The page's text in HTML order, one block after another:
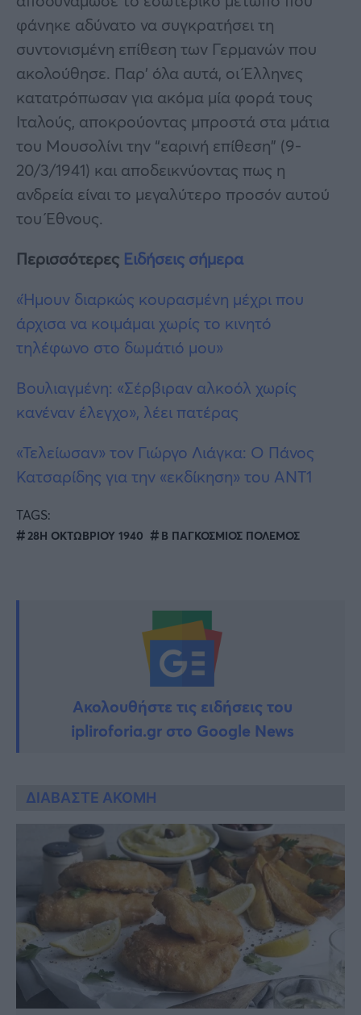
φάνηκε αδύνατο να συγκρατήσει τη
συντονισμένη επίθεση των Γερμανών που
ακολούθησε. Παρ’ όλα αυτά, οι Έλληνες
κατατρόπωσαν για ακόμα μία φορά τους
Ιταλούς, αποκρούοντας μπροστά στα μάτια
του Μουσολίνι την “εαρινή επίθεση” (9-
20/3/1941) και αποδεικνύοντας πως η
ανδρεία είναι το μεγαλύτερο προσόν αυτού
του Έθνους.
Περισσότερες Ειδήσεις σήμερα
«Ήμουν διαρκώς κουρασμένη μέχρι που
άρχισα να κοιμάμαι χωρίς το κινητό
τηλέφωνο στο δωμάτιό μου»
Βουλιαγμένη: «Σέρβιραν αλκοόλ χωρίς
κανέναν έλεγχο», λέει πατέρας
«Τελείωσαν» τον Γιώργο Λιάγκα: O Πάνος
Κατσαρίδης για την «εκδίκηση» του ΑΝΤ1
TAGS:
28Η ΟΚΤΩΒΡΙΟΥ 1940 Β ΠΑΓΚΟΣΜΙΟΣ ΠΟΛΕΜΟΣ
Ακολουθήστε τις ειδήσεις του
ipliroforia.gr στο Google News
ΔΙΑΒΑΣΤΕ ΑΚΟΜΗ